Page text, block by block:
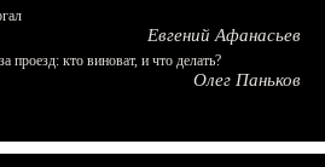
Евгений Афанасьев
проезд: кто виноват, и что делать?
Олег Паньков